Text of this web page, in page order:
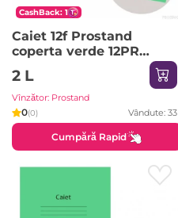
CashBack: 1
Caiet 12f Prostand
coperta verde 12PR
/25/300 05 patratele
2 L
Vînzător: Prostand
0(0) Vândute: 33
Cumpără Rapid